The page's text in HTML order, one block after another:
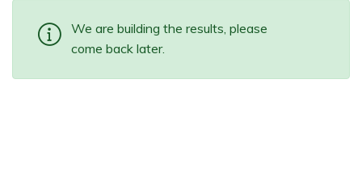
We are building the results, please
come back later.